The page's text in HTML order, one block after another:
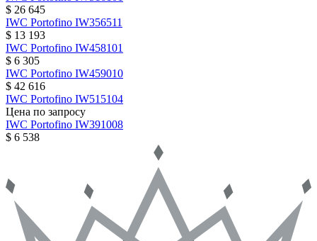
$ 26 645
IWC Portofino IW356511
$ 13 193
IWC Portofino IW458101
$ 6 305
IWC Portofino IW459010
$ 42 616
IWC Portofino IW515104
Цена по запросу
IWC Portofino IW391008
$ 6 538